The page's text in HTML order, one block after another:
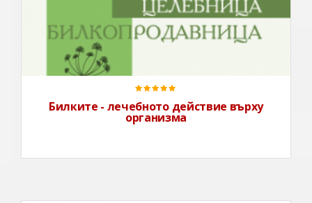
Васил Дамянов е родом от с. Юнаците, Пазарджишко.
Понастоящем живее и практикува в гр. Стара Загора.
От 1991 г. се занимава активно със събиране на
билки, като изучава тяхното действие върху човешкия
организъм, черпейки знания от опита на предците
си. Сам
Билките - лечебното действие върху
организма